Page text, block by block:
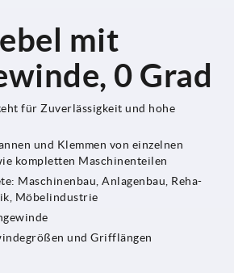
mit
0 Grad
für Zuverlässigkeit und hohe
und Klemmen von einzelnen
kompletten Maschinenteilen
Maschinenbau, Anlagenbau, Reha-
Möbelindustrie
und Grifflängen